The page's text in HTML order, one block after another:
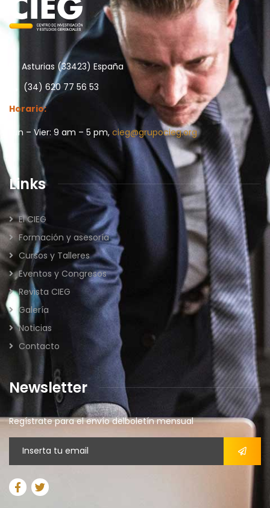
Asturias (33423) España
(34) 620 77 56 53
Horario:
Lun – Vier: 9 am – 5 pm, cieg@grupocieg.org
Links
El CIEG
Formación y asesoría
Cursos y Talleres
Eventos y Congresos
Revista CIEG
Galería
Noticias
Contacto
Newsletter
Regístrate para el envío delboletín mensual